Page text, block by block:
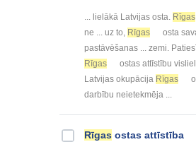
... lielākā Latvijas osta. Rīgas
ne ... uz to, Rīgas
osta
pastāvēšanas ... zemi.
Rīgas
ostas attīstību
Latvijas okupācija Rīgas
darbību neietekmēja ...
Rīgas ostas attīstība